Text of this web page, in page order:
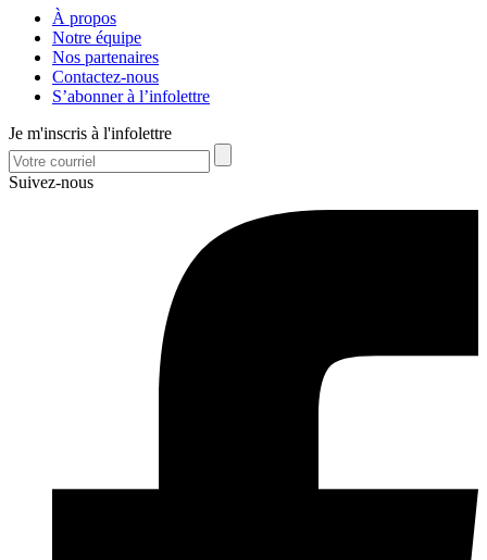
À propos
Notre équipe
Nos partenaires
Contactez-nous
S’abonner à l’infolettre
Je m'inscris à l'infolettre
Suivez-nous